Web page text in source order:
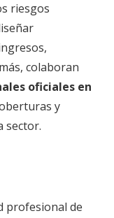
riesgos
colaboran
oficiales en
y
sector.
profesional de